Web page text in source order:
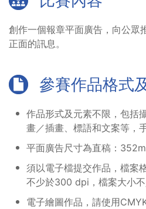
創作一個報章平面廣告，向公眾
正面的訊息。
參賽作品格式
作品形式及元素不限，包括
畫／插畫、標語和文案等，
平面廣告尺寸為直稿：
須以電子檔提交作品，檔案
不少於300 dpi，檔案大小
電子繪圖作品，請使用